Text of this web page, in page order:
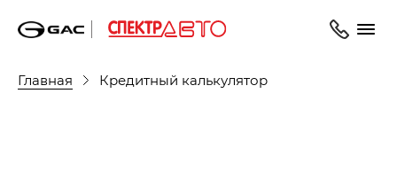
Главная Кредитный калькулятор